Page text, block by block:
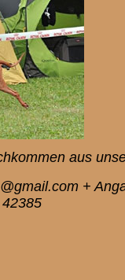
aus
+